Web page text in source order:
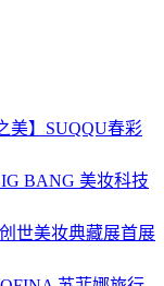
美】SUQQU春彩
BANG 美妆科技
世美妆典藏展首展